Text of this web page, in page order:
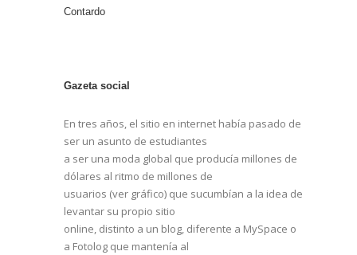
Contardo
Gazeta social
En tres años, el sitio en internet había pasado de
ser un asunto de estudiantes
a ser una moda global que producía millones de
dólares al ritmo de millones de
usuarios (ver gráfico) que sucumbían a la idea de
levantar su propio sitio
online, distinto a un blog, diferente a MySpace o
a Fotolog que mantenía al